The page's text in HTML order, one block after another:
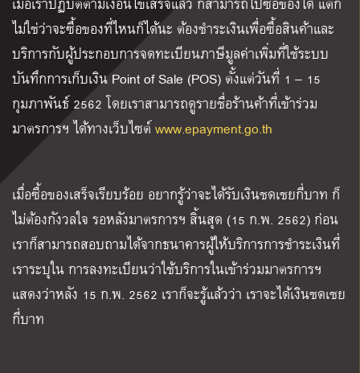
ไม่ใช่ว่าจะซื้อของที่ไหนก็ได้นะ ต้องชำระเงินเพื่อซื้อสินค้าและ
บริการกับผู้ประกอบการจดทะเบียนภาษีมูลค่าเพิ่มที่ใช้ระบบ
บันทึกการเก็บเงิน Point of Sale (POS) ตั้งแต่วันที่ 1 – 15
กุมภาพันธ์ 2562 โดยเราสามารถดูรายชื่อร้านค้าที่เข้าร่วม
มาตรการฯ ได้ทางเว็บไซต์www.epayment.go.th
เมื่อซื้อของเสร็จเรียบร้อย อยากรู้ว่าจะได้รับเงินชดเชยกี่บาท ก็
ไม่ต้องกังวลใจ รอหลังมาตรการฯ สิ้นสุด (15 ก.พ. 2562) ก่อน
เราก็สามารถสอบถามได้จากธนาคารผู้ให้บริการการชำระเงินที่
เราระบุใน การลงทะเบียนว่าใช้บริการในเข้าร่วมมาตรการฯ
แสดงว่าหลัง 15 ก.พ. 2562 เราก็จะรู้แล้วว่า เราจะได้เงินชดเชย
กี่บาท